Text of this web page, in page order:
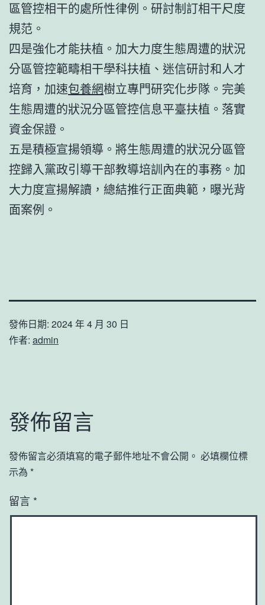
區管控相干的處所性律例。研討制訂相干尺度
規范。
四是強化才能扶植。加大力度生態周遭的狀況
分區管控範疇相干學科扶植、迷信研討和人才
培育，加速包養網樹立專門研究化步隊。完美
生態周遭的狀況分區管控信息平臺扶植。落實
資金保證。
五是積極宣揚領導。將生態周遭的狀況分區管
控歸入黨政引導干部教導培訓內在的事務。加
大力度宣揚解讀，總結推行正面典範，曝光背
面案例。
發佈日期: 2024 年 4 月 30 日
作者: admin
發佈留言
發佈留言必須填寫的電子郵件地址不會公開。 必填欄位標
示為 *
留言 *